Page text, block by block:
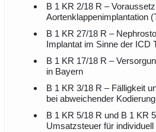
B 1 KR 2/18 R –
Aortenklappenimplantation
B 1 KR 27/18 R –
Implantat im Sinne der ICD
B 1 KR 17/18 R –
in Bayern
B 1 KR 3/18 R – Fälligkeit
bei abweichender Kodierung
B 1 KR 5/18 R und B 1 KR
Umsatzsteuer für individuell